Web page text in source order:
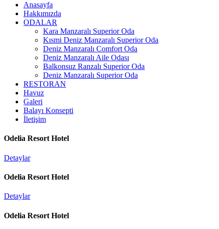
Anasayfa
Hakkımızda
ODALAR
Kara Manzaralı Superior Oda
Kısmi Deniz Manzaralı Superior Oda
Deniz Manzaralı Comfort Oda
Deniz Manzaralı Aile Odası
Balkonsuz Ranzalı Superior Oda
Deniz Manzaralı Superior Oda
RESTORAN
Havuz
Galeri
Balayı Konsepti
İletişim
Odelia Resort Hotel
Detaylar
Odelia Resort Hotel
Detaylar
Odelia Resort Hotel